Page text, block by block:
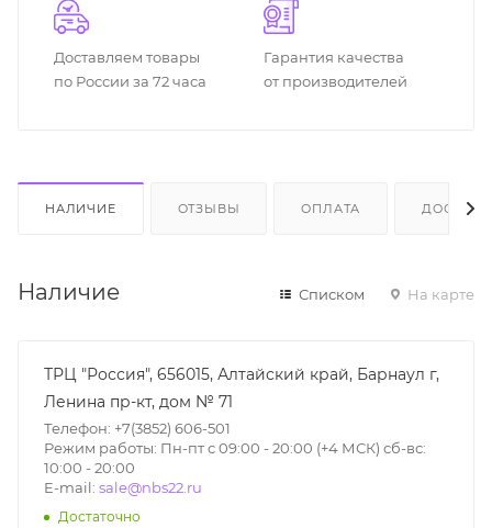
Доставляем товары
по России за 72 часа
Гарантия качества
от производителей
НАЛИЧИЕ ОТЗЫВЫ ОПЛАТА
Наличие Списком На карте
ТРЦ "Россия", 656015, Алтайский край, Барнаул г,
Ленина пр-кт, дом № 71
Телефон: +7(3852) 606-501
Режим работы: Пн-пт с 09:00 - 20:00 (+4 МСК) сб-вс:
10:00 - 20:00
E-mail: sale@nbs22.ru
Достаточно